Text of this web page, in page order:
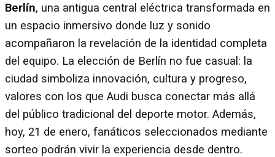
Berlín, una antigua central eléctrica transformada en
un espacio inmersivo donde luz y sonido
acompañaron la revelación de la identidad completa
del equipo. La elección de Berlín no fue casual: la
ciudad simboliza innovación, cultura y progreso,
valores con los que Audi busca conectar más allá
del público tradicional del deporte motor. Además,
hoy, 21 de enero, fanáticos seleccionados mediante
sorteo podrán vivir la experiencia desde dentro.